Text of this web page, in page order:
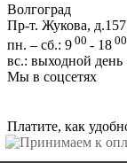
Волгоград
Пр-т. Жукова, д.157
пн. – сб.: 9 00 - 18 00
вс.: выходной день
Мы в соцсетях
Платите, как